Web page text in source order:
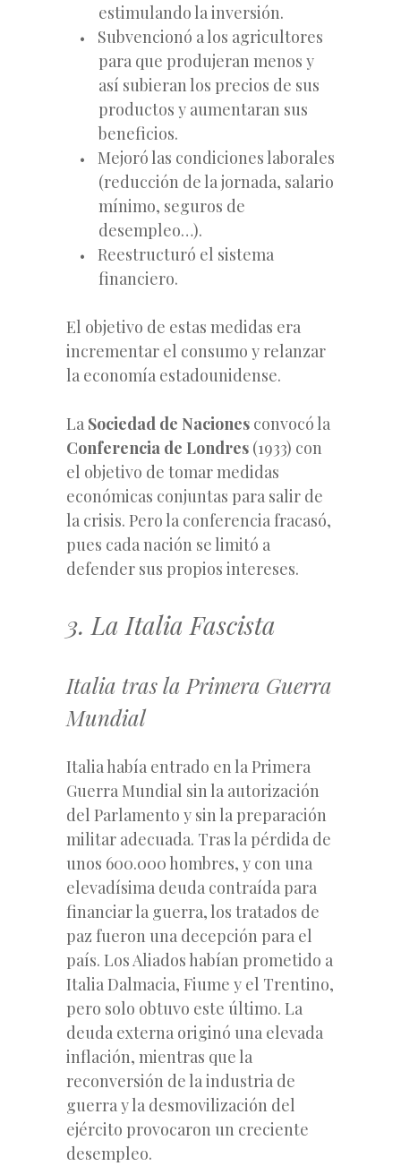
estimulando la inversión.
Subvencionó a los agricultores
para que produjeran menos y
así subieran los precios de sus
productos y aumentaran sus
beneficios.
Mejoró las condiciones laborales
(reducción de la jornada, salario
mínimo, seguros de
desempleo…).
Reestructuró el sistema
financiero.
El objetivo de estas medidas era
incrementar el consumo y relanzar
la economía estadounidense.
La Sociedad de Naciones convocó la
Conferencia de Londres (1933) con
el objetivo de tomar medidas
económicas conjuntas para salir de
la crisis. Pero la conferencia fracasó,
pues cada nación se limitó a
defender sus propios intereses.
3. La Italia Fascista
Italia tras la Primera Guerra
Mundial
Italia había entrado en la Primera
Guerra Mundial sin la autorización
del Parlamento y sin la preparación
militar adecuada. Tras la pérdida de
unos 600.000 hombres, y con una
elevadísima deuda contraída para
financiar la guerra, los tratados de
paz fueron una decepción para el
país. Los Aliados habían prometido a
Italia Dalmacia, Fiume y el Trentino,
pero solo obtuvo este último. La
deuda externa originó una elevada
inflación, mientras que la
reconversión de la industria de
guerra y la desmovilización del
ejército provocaron un creciente
desempleo.